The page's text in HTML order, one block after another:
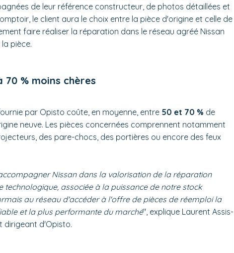
de leur référence constructeur, de photos détaillées et
le client aura le choix entre la pièce d'origine et celle de
faire réaliser la réparation dans le réseau agréé Nissan
pièce.
70 % moins chères
par Opisto coûte, en moyenne, entre 50 et 70 % de
neuve. Les pièces concernées comprennent notamment
des pare-chocs, des portières ou encore des feux
Nissan dans la valorisation de la réparation
technologique, associée à la puissance de notre stock
au réseau d'accéder à l'offre de pièces de réemploi la
et la plus performante du marché", explique Laurent Assis-
dirigeant d'Opisto.